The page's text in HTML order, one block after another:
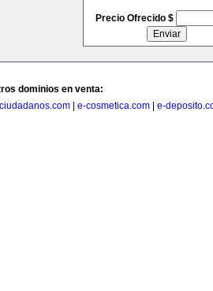
Precio Ofrecido $
dominios en venta:
e-cosmetica.com e-